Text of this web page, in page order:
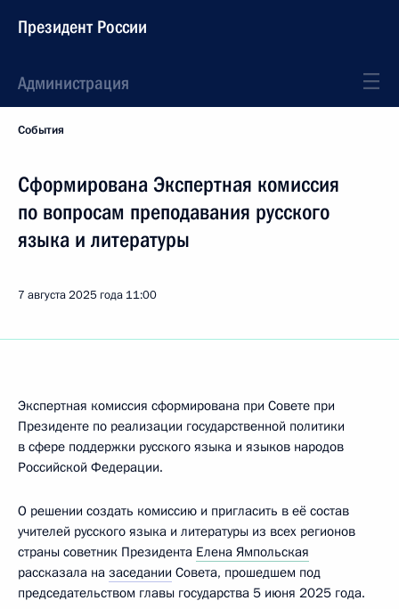
Президент России
Администрация
События
Сформирована Экспертная комиссия
по вопросам преподавания русского
языка и литературы
7 августа 2025 года 11:00
Экспертная комиссия сформирована при Совете при
Президенте по реализации государственной политики
в сфере поддержки русского языка и языков народов
Российской Федерации.
О решении создать комиссию и пригласить в её состав
учителей русского языка и литературы из всех регионов
страны советник Президента Елена Ямпольская
рассказала на заседании Совета, прошедшем под
председательством главы государства 5 июня 2025 года.